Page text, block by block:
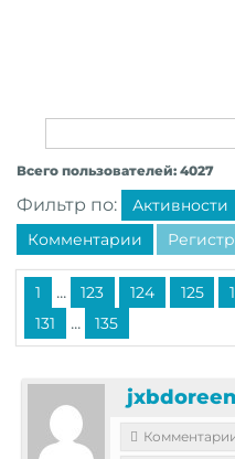
Всего пользователей: 4027
Фильтр по: Активности
Комментарии
1 ... 123 124 125
131
... 135